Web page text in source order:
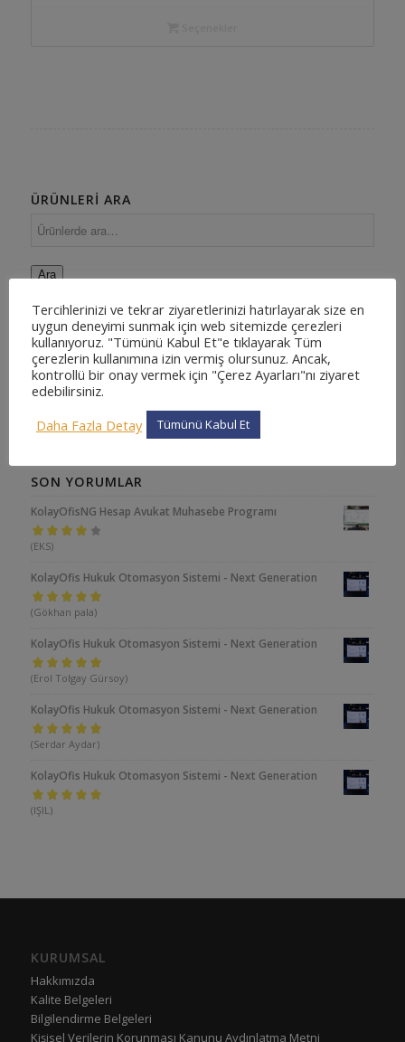
ÜRÜNLERI ARA
Ara
ÜRÜN KATEGORILERI
Bakiye
Hukuk Yazılımı
Sözleşme Yönetim Sistemi
SON YORUMLAR
KolayOfisNG Hesap Avukat Muhasebe Programı
5
4oy aldı
(EKS)
KolayOfis Hukuk Otomasyon Sistemi - Next Generation
5 üzerinden5
(Gökhan pala)
KolayOfis Hukuk Otomasyon Sistemi - Next Generation
5 üzerinden5
(Erol Tolgay Gürsoy)
KolayOfis Hukuk Otomasyon Sistemi - Next Generation
5 üzerinden5
(Serdar Aydar)
KolayOfis Hukuk Otomasyon Sistemi - Next Generation
5 üzerinden
(IŞIL)
KURUMSAL
Hakkımızda
Kalite Belgeleri
Bilgilendirme Belgeleri
Kişisel Verilerin Korunması Kanunu Aydınlatma Metni
Tercihlerinizi ve tekrar ziyaretlerinizi hatırlayarak size en
uygun deneyimi sunmak için web sitemizde çerezleri
kullanıyoruz. "Tümünü Kabul Et"e tıklayarak Tüm
çerezlerin kullanımına izin vermiş olursunuz. Ancak,
kontrollü bir onay vermek için "Çerez Ayarları"nı ziyaret
edebilirsiniz.
Daha Fazla Detay
Tümünü Kabul Et